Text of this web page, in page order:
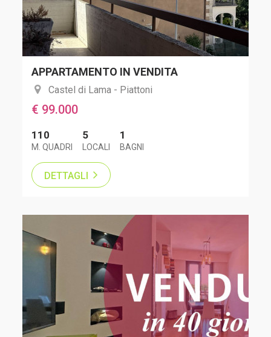
APPARTAMENTO IN VENDITA
Castel di Lama - Piattoni
€ 99.000
110
M. QUADRI
5
LOCALI
1
BAGNI
DETTAGLI